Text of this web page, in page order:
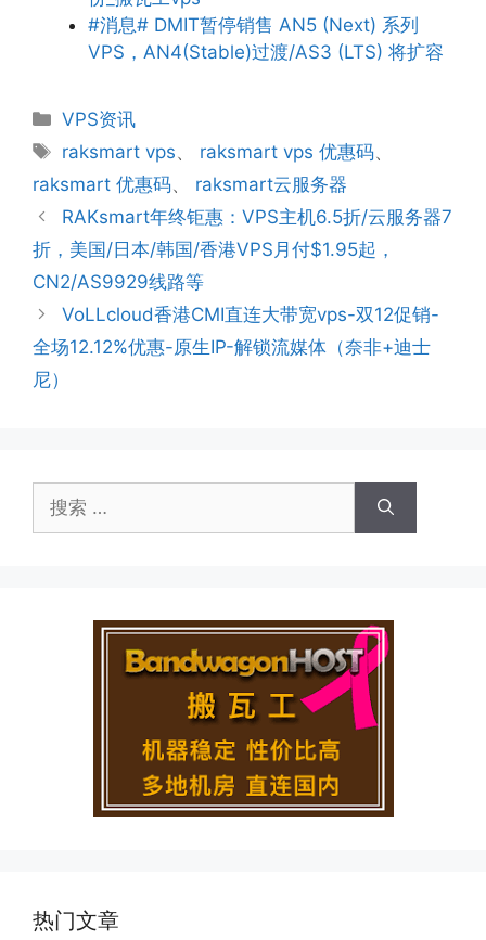
#消息# DMIT暂停销售 AN5 (Next) 系列
VPS，AN4(Stable)过渡/AS3 (LTS) 将扩容
分
类
VPS资讯
标
签
raksmart vps、 raksmart vps 优惠码、
raksmart 优惠码、 raksmart云服务器
RAKsmart年终钜惠：VPS主机6.5折/云服务器7
折，美国/日本/韩国/香港VPS月付$1.95起，
CN2/AS9929线路等
VoLLcloud香港CMI直连大带宽vps-双12促销-
全场12.12%优惠-原生IP-解锁流媒体（奈非+迪士
尼）
索：
热门文章